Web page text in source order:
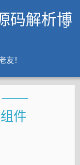
码解析博
友！
——
件